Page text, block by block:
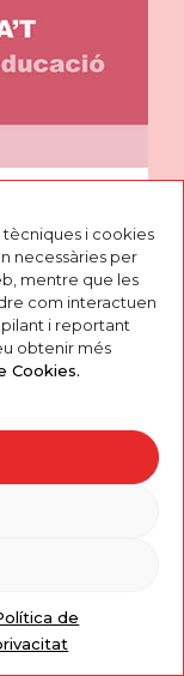
tècniques i cookies
necessàries per
mentre que les
com interactuen
i reportant
obtenir més
Cookies.
de